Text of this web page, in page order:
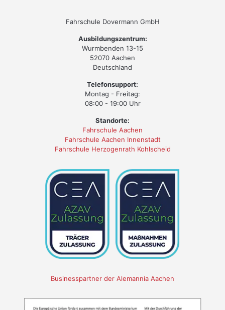
Fahrschule Dovermann GmbH
Ausbildungszentrum:
Wurmbenden 13-15
52070 Aachen
Deutschland
Telefonsupport:
Montag - Freitag:
08:00 - 19:00 Uhr
Standorte:
Fahrschule Aachen
Fahrschule Aachen Innenstadt
Fahrschule Herzogenrath Kohlscheid
Businesspartner der Alemannia Aachen